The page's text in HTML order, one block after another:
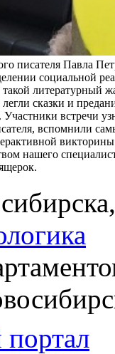
писателя Павла
социальной
литературный
сказки и
встречи
вспомнили
викторины
нашего